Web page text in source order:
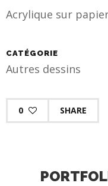
Acrylique sur
CATÉGORIE
Autres dessins
0 SHARE